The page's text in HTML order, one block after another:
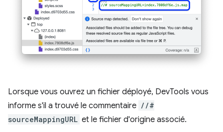
Lorsque vous ouvrez un fichier déployé, DevTools vous
informe s'il a trouvé le commentaire //#
sourceMappingURL et le fichier d'origine associé.